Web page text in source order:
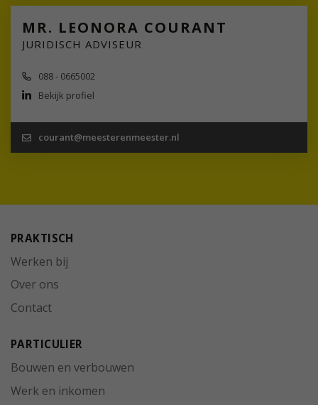
MR. LEONORA COURANT
JURIDISCH ADVISEUR
088 - 0665002
Bekijk profiel
courant@meesterenmeester.nl
PRAKTISCH
Werken bij
Over ons
Contact
PARTICULIER
Bouwen en verbouwen
Werk en inkomen